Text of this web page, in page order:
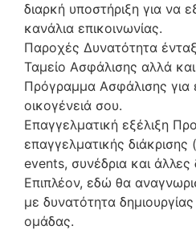
διαρκή υποστήριξη για να
κανάλια επικοινωνίας.
Παροχές Δυνατότητα
Ταμείο Ασφάλισης αλλά
Πρόγραμμα Ασφάλισης για
οικογένειά σου.
Επαγγελματική εξέλιξη
επαγγελματικής διάκρισης
events, συνέδρια και άλλες
Επιπλέον, εδώ θα
με δυνατότητα
ομάδας.